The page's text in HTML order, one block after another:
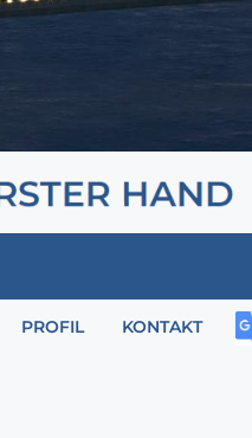
PROFIL KONTAKT